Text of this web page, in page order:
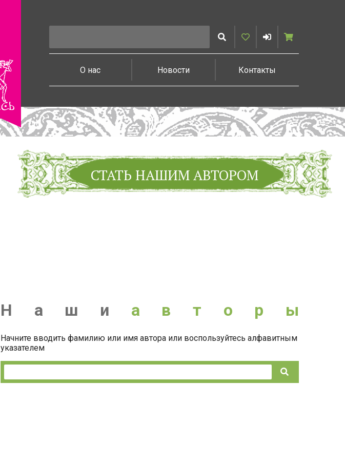
ИскатьИзбранное
ВойтиКорзина
О нас Новости Контакты
СТАТЬ НАШИМ АВТОРОМ
Наши
Н а ш и а в т о р ы
Начните вводить фамилию или имя автора или воспользуйтесь алфавитным
указателем
Поиск